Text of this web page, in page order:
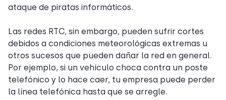
ataque de piratas informáticos.
Las redes RTC, sin embargo, pueden sufrir cortes
debidos a condiciones meteorológicas extremas u
otros sucesos que pueden dañar la red en general.
Por ejemplo, si un vehículo choca contra un poste
telefónico y lo hace caer, tu empresa puede perder
la línea telefónica hasta que se arregle.